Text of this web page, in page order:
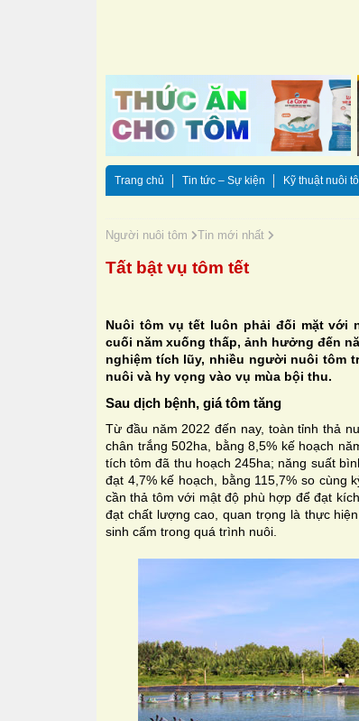
Trang chủ Tin tức – Sự kiện Kỹ thuật nuôi
Người nuôi tôm Tin mới nhất
Tất bật vụ tôm tết
Nuôi tôm vụ tết luôn phải đối mặt với
cuối năm xuống thấp, ảnh hưởng đến
nghiệm tích lũy, nhiều người nuôi tôm
nuôi và hy vọng vào vụ mùa bội thu.
Sau dịch bệnh, giá tôm tăng
Từ đầu năm 2022 đến nay, toàn tỉnh thả
chân trắng 502ha, bằng 8,5% kế hoạch
tích tôm đã thu hoạch 245ha; năng suất
đạt 4,7% kế hoạch, bằng 115,7% so cùng
cần thả tôm với mật độ phù hợp để đạt
đạt chất lượng cao, quan trọng là thực
sinh cấm trong quá trình nuôi.